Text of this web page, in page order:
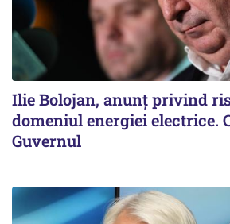
Ilie Bolojan, anunț privind
domeniul energiei electrice.
Guvernul